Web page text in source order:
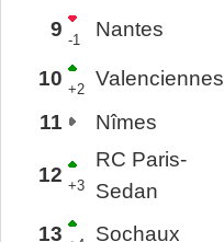
9 -1 Nantes
10 +2 Valenciennes
11
Nîmes
12 +3
RC Paris-
Sedan
13 Sochaux